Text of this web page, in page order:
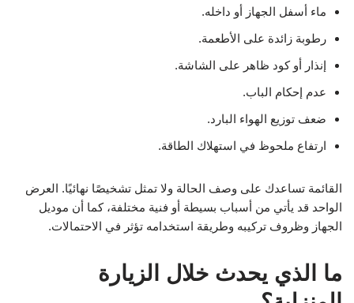
ماء أسفل الجهاز أو داخله.
رطوبة زائدة على الأطعمة.
إنذار أو كود ظاهر على الشاشة.
عدم إحكام الباب.
ضعف توزيع الهواء البارد.
ارتفاع ملحوظ في استهلاك الطاقة.
القائمة تساعدك على وصف الحالة ولا تمثل تشخيصًا نهائيًا. العرض
الواحد قد يأتي من أسباب بسيطة أو فنية مختلفة، كما أن موديل
الجهاز وظروف تركيبه وطريقة استخدامه تؤثر في الاحتمالات.
ما الذي يحدث خلال الزيارة